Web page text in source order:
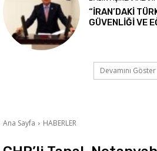
“İRAN’DAKİ
GÜVENLİĞİ VE
Devamını Göster